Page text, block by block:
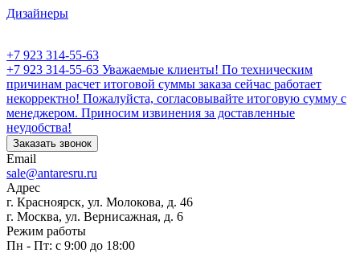
Дизайнеры
+7 923 314-55-63
+7 923 314-55-63 Уважаемые клиенты! По техническим
причинам расчет итоговой суммы заказа сейчас работает
некорректно! Пожалуйста, согласовывайте итоговую сумму с
менеджером. Приносим извинения за доставленные
неудобства!
Заказать звонок
Email
sale@antaresru.ru
Адрес
г. Красноярск, ул. Молокова, д. 46
г. Москва, ул. Вернисажная, д. 6
Режим работы
Пн - Пт: с 9:00 до 18:00